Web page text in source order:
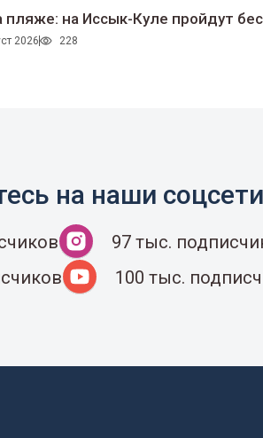
пляже: на Иссык-Куле пройдут
2026 228
на наши
97 тыс.
100 тыс.